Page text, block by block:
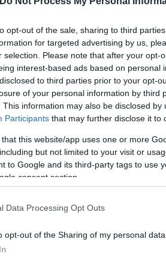
opt-out of the sale, sharing to third
for targeted advertising by us,
selection. Please note that after your opt-
interest-based ads based on personal
to third parties prior to your opt-
of your personal information by third
This information may also be disclosed
Participants that may further disclose it to
that this website/app uses one or more
but not limited to your visit or
to Google and its third-party tags to use
consent section.
Data Processing Opt Outs
opt-out of the Sharing of my personal data.
τον Βόλο που
Τζουκάνοβιτς,
Τιλίκα (87’
Εσκοβάλ, Μεταξάς (67’